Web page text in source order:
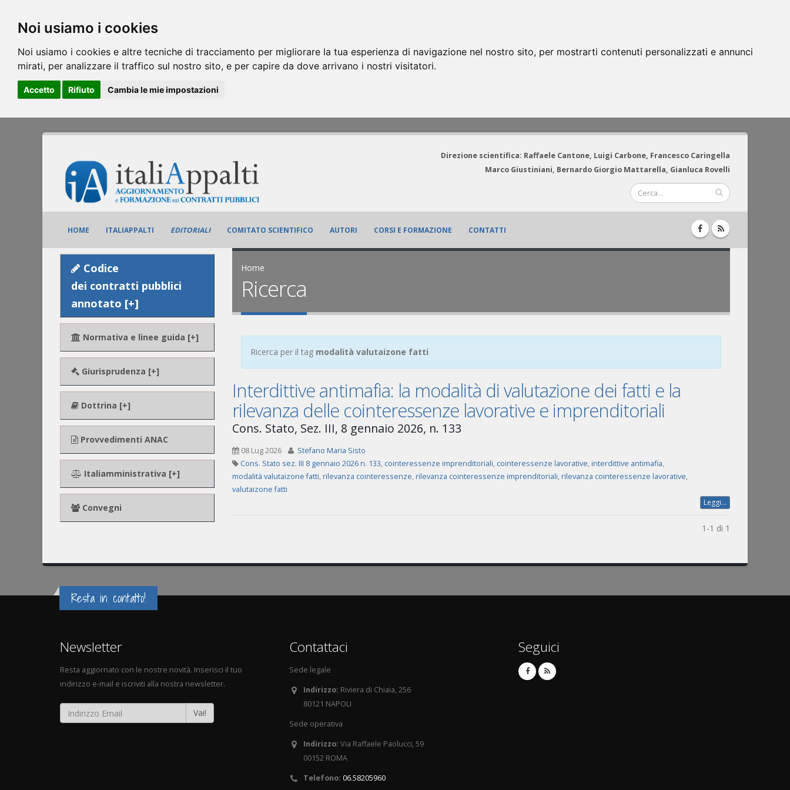
Noi usiamo i cookies
Noi usiamo i cookies e altre tecniche di tracciamento per migliorare la tua esperienza di navigazione nel nostro sito, per mostrarti contenuti personalizzati e annunci
mirati, per analizzare il traffico sul nostro sito, e per capire da dove arrivano i nostri visitatori.
Accetto Rifiuto Cambia le mie impostazioni
Direzione scientifica: Raffaele Cantone, Luigi Carbone, Francesco Caringella
Marco Giustiniani, Bernardo Giorgio Mattarella, Gianluca Rovelli
HOME ITALIAPPALTI EDITORIALI COMITATO SCIENTIFICO AUTORI CORSI E FORMAZIONE CONTATTI
Codice
dei contratti pubblici
annotato [+]
Normativa e linee guida [+]
Giurisprudenza [+]
Dottrina [+]
Provvedimenti ANAC
Italiamministrativa [+]
Convegni
Home
Ricerca
Ricerca per il tag modalità valutaizone fatti
Interdittive antimafia: la modalità di valutazione dei fatti e la
rilevanza delle cointeressenze lavorative e imprenditoriali
Cons. Stato, Sez. III, 8 gennaio 2026, n. 133
08 Lug 2026
Stefano Maria Sisto
Cons. Stato sez. III 8 gennaio 2026 n. 133, cointeressenze imprenditoriali, cointeressenze lavorative,interdittive antimafia,
modalità valutaizone fatti,rilevanza cointeressenze,rilevanza cointeressenze imprenditoriali,rilevanza cointeressenze lavorative,
valutaizone fatti
Leggi...
1-1 di 1
Resta in contatto!
Newsletter
Resta aggiornato con le nostre novità. Inserisci il tuo
indirizzo e-mail e iscriviti alla nostra newsletter.
Vai!
Contattaci
Sede legale
Indirizzo: Riviera di Chiaia, 256
80121 NAPOLI
Sede operativa
Indirizzo: Via Raffaele Paolucci, 59
00152 ROMA
Telefono: 06.58205960
Seguici